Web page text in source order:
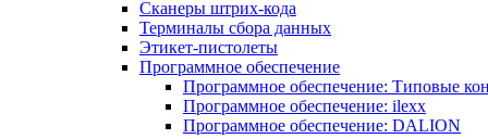
Сканеры штрих-кода
Терминалы сбора данных
Этикет-пистолеты
Программное обеспечение
Программное обеспечение: Типовые
Программное обеспечение: ilexx
Программное обеспечение: DALION